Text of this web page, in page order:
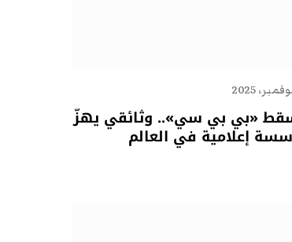
«بي بي سي».. وثائقي يهزّ
إعلامية في العالم